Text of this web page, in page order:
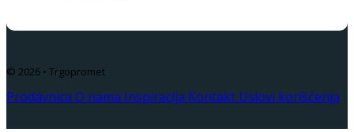
© 2026 • Trgopromet
Prodavnica O nama Inspiracija Kontakt Uslovi korišćenja